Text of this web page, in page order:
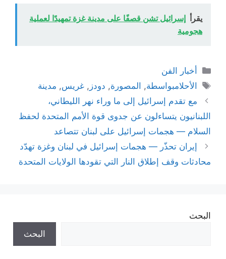
يقرأ إسرائيل تشن قصفًا على مدينة غزة تمهيدًا لعملية
هجومية
التصنيفات
أخبار الفن
الوسوم
الأحلامبواسطة, المصورة, دودز ,غريس, مدينة
مع تقدم إسرائيل إلى ما وراء نهر الليطاني،
اللبنانيون يتساءلون عن جدوى قوة الأمم المتحدة لحفظ
السلام — هجمات إسرائيل على لبنان تتصاعد
إيران تحذّر — هجمات إسرائيل في لبنان وغزة تهدّد
محادثات وقف إطلاق النار التي تقودها الولايات المتحدة
البحث
البحث